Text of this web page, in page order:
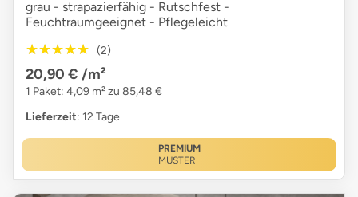
grau - strapazierfähig - Rutschfest -
Feuchtraumgeeignet - Pflegeleicht
★★★★★
★★★★★ (2)
20,90 € /m²
1 Paket: 4,09 m² zu 85,48 €
Lieferzeit: 12 Tage
PREMIUM
MUSTER